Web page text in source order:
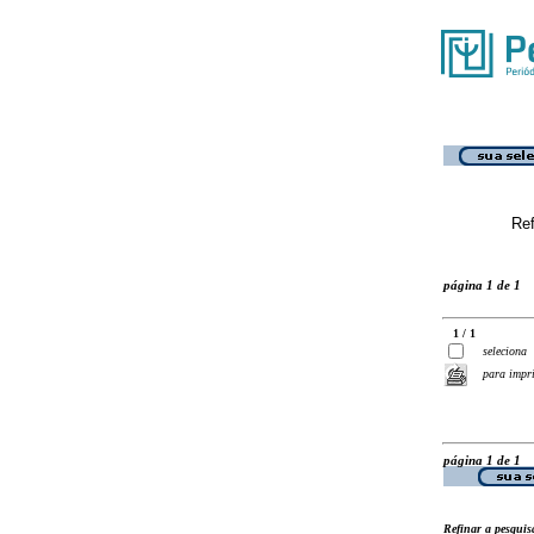
página 1 de 1
1 / 1
seleciona
para
página 1 de 1
Refinar a